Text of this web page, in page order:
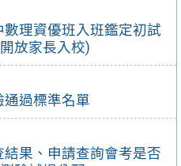
數理資優班入班鑑定初試
放家長入校)
通過標準名單
結果、申請查詢會考是否